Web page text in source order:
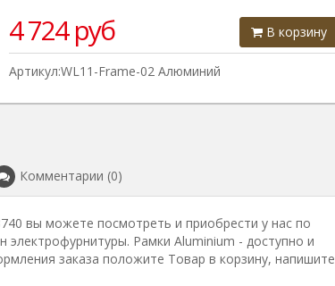
В корзину
4 724руб
Артикул:WL11-Frame-02 Алюминий
Комментарии (0)
вы можете посмотреть и приобрести у нас по
электрофурнитуры. Рамки Aluminium - доступно и
заказа положите Товар в корзину, напишите